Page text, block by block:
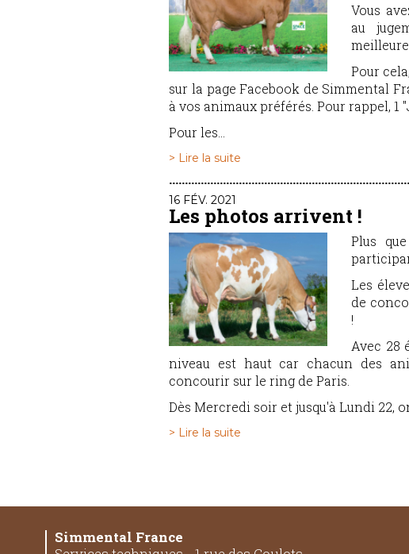
Vous
au
Pour
sur la page Facebook de Simmental
à vos animaux préférés. Pour rappel, 1
Pour les...
> Lire la suite
16 FÉV. 2021
Les photos arrivent !
Plus
Les
de
!
Avec 28
niveau est haut car chacun des
concourir sur le ring de Paris.
Dès Mercredi soir et jusqu'à Lundi 22,
> Lire la suite
Simmental France